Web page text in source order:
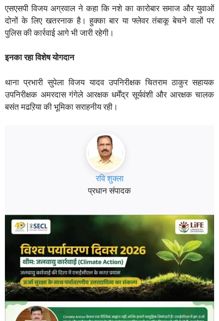
एसएसपी विजय अग्रवाल ने कहा कि नशे का कारोबार समाज और युवाओं
दोनों के लिए खतरनाक है। हुक्का बार या फ्लेवर तंबाकू बेचने वालों पर
पुलिस की कार्रवाई आगे भी जारी रहेगी।
इनका रहा विशेष योगदान
थाना प्रभारी सुपेला विजय यादव उपनिरीक्षक चितराम ठाकुर सहायक
उपनिरीक्षक अमरदास गंगेले आरक्षक धर्मेंद्र सूर्यवंशी और आरक्षक चालक
बसंत मढऱिया की भूमिका सराहनीय रही।
रवि शुक्ला
प्रधान संपादक